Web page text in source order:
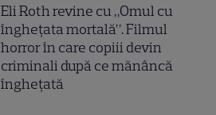
Eli Roth revine cu „Omul cu
înghețata mortală”. Filmul
horror în care copiii devin
criminali după ce mănâncă
înghețată